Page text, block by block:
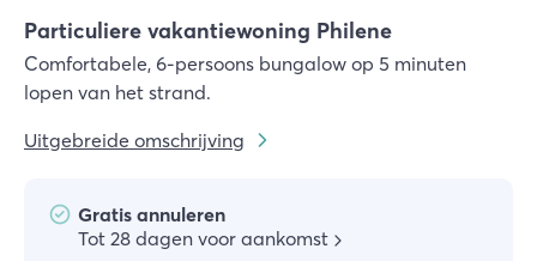
Particuliere vakantiewoning Philene
Comfortabele, 6-persoons bungalow op 5 minuten
lopen van het strand.
Uitgebreide omschrijving
Gratis annuleren
Tot 28 dagen voor aankomst